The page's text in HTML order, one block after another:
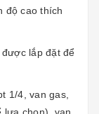
độ cao thích
lắp đặt để
1/4, van gas,